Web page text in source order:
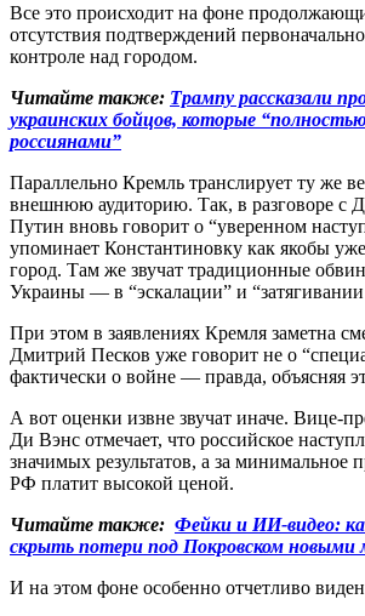
Все это происходит на фоне
отсутствия подтверждений
контроле над городом.
Читайте также: Трампу рассказали
украинских бойцов, которые
россиянами”
Параллельно Кремль транслирует ту же
внешнюю аудиторию. Так, в разговоре с
Путин вновь говорит о “уверенном
упоминает Константиновку как якобы
город. Там же звучат традиционные
Украины — в “эскалации” и
При этом в заявлениях Кремля заметна
Дмитрий Песков уже говорит не о
фактически о войне — правда, объясняя
А вот оценки извне звучат иначе. Вице-
Ди Вэнс отмечает, что российское
значимых результатов, а за минимальное
РФ платит высокой ценой.
Читайте также: Фейки и ИИ-видео:
скрыть потери под Покровском новыми
И на этом фоне особенно отчетливо виден